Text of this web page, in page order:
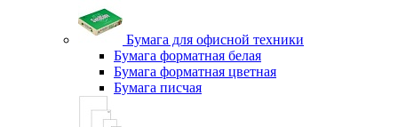
Бумага для офисной техники
Бумага форматная белая
Бумага форматная цветная
Бумага писчая